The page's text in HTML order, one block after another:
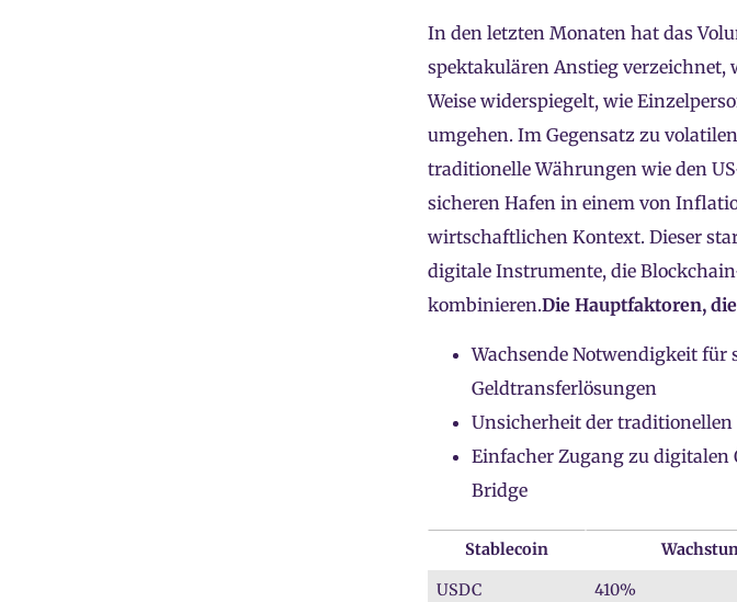
In den letzten Monaten hat das
spektakulären Anstieg verzeichnet,
Weise widerspiegelt, wie
umgehen. Im Gegensatz zu
traditionelle Währungen wie den
sicheren Hafen in einem von
wirtschaftlichen Kontext. Dieser
digitale Instrumente, die
kombinieren.Die Hauptfaktoren,
Wachsende Notwendigkeit
Geldtransferlösungen
Unsicherheit der
Einfacher Zugang zu digitalen
Bridge
Stablecoin
USDC 410%